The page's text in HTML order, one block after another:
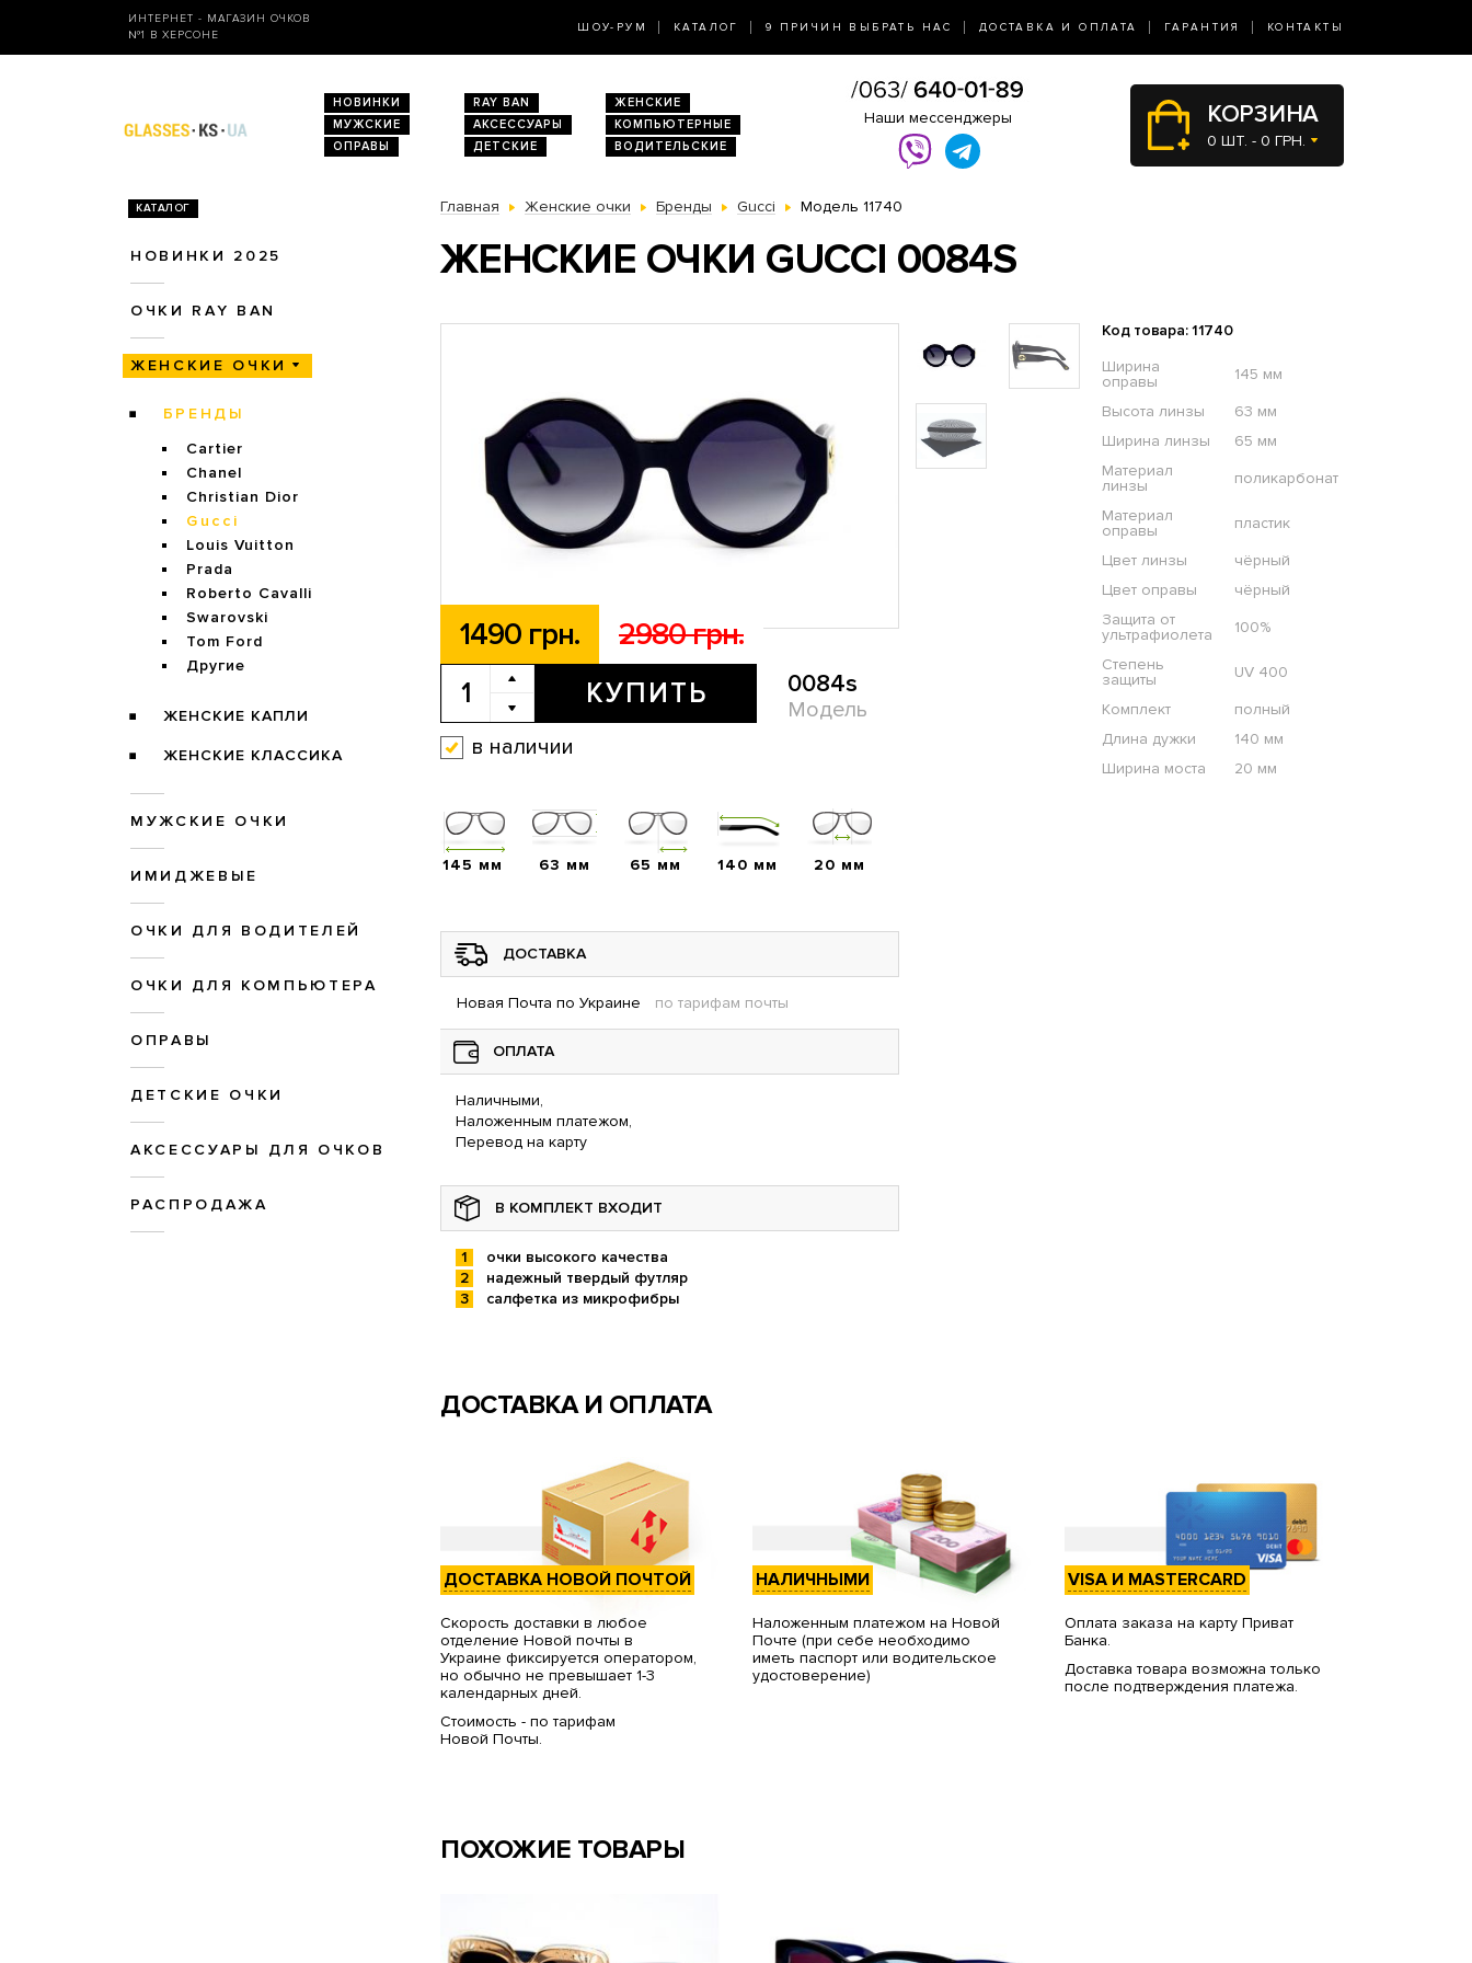
ИНТЕРНЕТ - МАГАЗИН ОЧКОВ
№1 В ХЕРСОНЕ
ШОУ-РУМ КАТАЛОГ 9 ПРИЧИН ВЫБРАТЬ НАС ДОСТАВКА И ОПЛАТА ГАРАНТИЯ КОНТАКТЫ
НОВИНКИ RAY BAN
ЖЕНСКИЕ
МУЖСКИЕ
АКСЕССУАРЫ
КОМПЬЮТЕРНЫЕ
ОПРАВЫ
ДЕТСКИЕ ВОДИТЕЛЬСКИЕ
Наши мессенджеры КОРЗИНА
0 ШТ. - 0 ГРН.
КАТАЛОГ
НОВИНКИ 2025
ОЧКИ RAY BAN
ЖЕНСКИЕ ОЧКИ
БРЕНДЫ
Cartier
Chanel
Christian Dior
Gucci
Louis Vuitton
Prada
Roberto Cavalli
Swarovski
Tom Ford
Другие
ЖЕНСКИЕ КАПЛИ
ЖЕНСКИЕ КЛАССИКА
МУЖСКИЕ ОЧКИ
ИМИДЖЕВЫЕ
ОЧКИ ДЛЯ ВОДИТЕЛЕЙ
ОЧКИ ДЛЯ КОМПЬЮТЕРА
ОПРАВЫ
ДЕТСКИЕ ОЧКИ
АКСЕССУАРЫ ДЛЯ ОЧКОВ
РАСПРОДАЖА
Главная Женские очки Бренды Gucci Модель 11740
ЖЕНСКИЕ ОЧКИ GUCCI 0084S
1490 грн. 2980 грн.
КУПИТЬ 0084s
Модель
в наличии
Код товара: 11740
Ширина
оправы
145 мм
Высота линзы
63 мм
Ширина линзы
65 мм
Материал
линзы
поликарбонат
Материал
оправы
пластик
Цвет линзы
чёрный
Цвет оправы
чёрный
Защита от
ультрафиолета
100%
Степень
защиты
UV 400
Комплект
полный
Длина дужки
140 мм
Ширина моста
20 мм
145 мм 63 мм 65 мм 140 мм 20 мм
ДОСТАВКА
Новая Почта по Украине по тарифам почты
ОПЛАТА
Наличными,
Наложенным платежом,
Перевод на карту
В КОМПЛЕКТ ВХОДИТ
очки высокого качества
надежный твердый футляр
салфетка из микрофибры
ДОСТАВКА И ОПЛАТА
ДОСТАВКА НОВОЙ ПОЧТОЙ
Скорость доставки в любое
отделение Новой почты в
Украине фиксируется оператором,
но обычно не превышает 1-3
календарных дней.
Стоимость - по тарифам
Новой Почты.
НАЛИЧНЫМИ
Наложенным платежом на Новой
Почте (при себе необходимо
иметь паспорт или водительское
удостоверение)
VISA И MASTERCARD
Оплата заказа на карту Приват
Банка.
Доставка товара возможна только
после подтверждения платежа.
ПОХОЖИЕ ТОВАРЫ